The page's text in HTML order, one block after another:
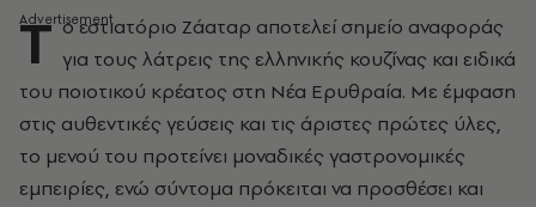
Τ ο εστιατόριο Ζάαταρ αποτελεί σημείο αναφοράς
για τους λάτρεις της ελληνικής κουζίνας και ειδικά
του ποιοτικού κρέατος στη Νέα Ερυθραία. Με έμφαση
στις αυθεντικές γεύσεις και τις άριστες πρώτες ύλες,
το μενού του προτείνει μοναδικές γαστρονομικές
εμπειρίες, ενώ σύντομα πρόκειται να προσθέσει και